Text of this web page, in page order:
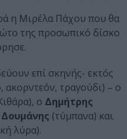
η Μιρέλα Πάχου που θα
της προσωπικό δίσκο
επί σκηνής- εκτός
ακορντεόν, τραγούδι) – ο
ο Δημήτρης
(τύμπανα) και
λύρα).